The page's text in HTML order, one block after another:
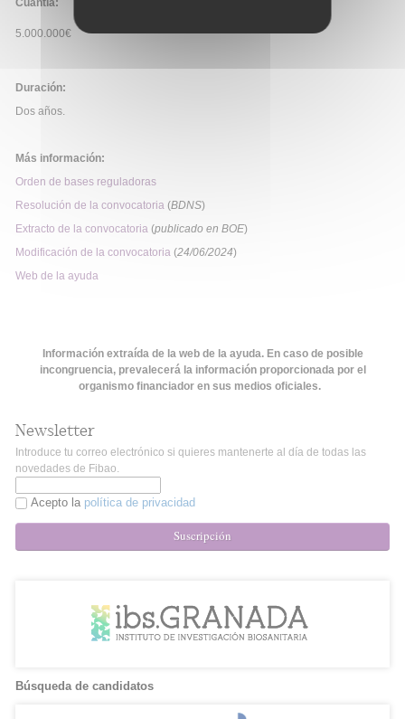
Cuantía:
5.000.000€
Duración:
Dos años.
Más información:
Orden de bases reguladoras
Resolución de la convocatoria (BDNS)
Extracto de la convocatoria (publicado en BOE)
Modificación de la convocatoria (24/06/2024)
Web de la ayuda
Información extraída de la web de la ayuda. En caso de posible
incongruencia, prevalecerá la información proporcionada por el
organismo financiador en sus medios oficiales.
Newsletter
Introduce tu correo electrónico si quieres mantenerte al día de todas las
novedades de Fibao.
Acepto la política de privacidad
Suscripción
Búsqueda de candidatos